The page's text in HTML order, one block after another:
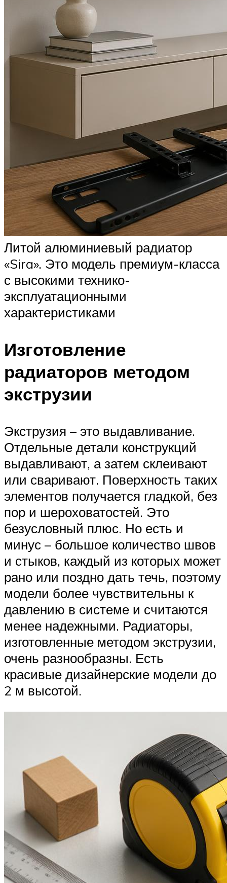
Литой алюминиевый радиатор
«Sira». Это модель премиум-класса
с высокими технико-
эксплуатационными
характеристиками
Изготовление
радиаторов методом
экструзии
Экструзия – это выдавливание.
Отдельные детали конструкций
выдавливают, а затем склеивают
или сваривают. Поверхность таких
элементов получается гладкой, без
пор и шероховатостей. Это
безусловный плюс. Но есть и
минус – большое количество швов
и стыков, каждый из которых может
рано или поздно дать течь, поэтому
модели более чувствительны к
давлению в системе и считаются
менее надежными. Радиаторы,
изготовленные методом экструзии,
очень разнообразны. Есть
красивые дизайнерские модели до
2 м высотой.